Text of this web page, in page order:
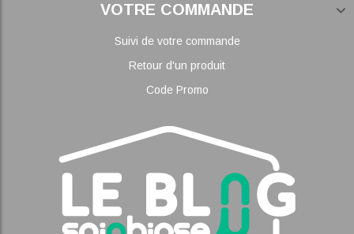
VOTRE COMMANDE
Suivi de votre commande
Retour d'un produit
Code Promo